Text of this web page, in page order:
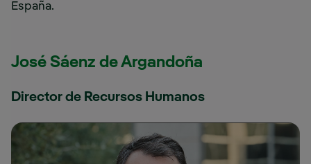
España.
José Sáenz de Argandoña
Director de Recursos Humanos